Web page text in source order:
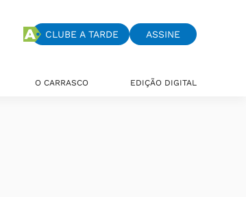
CLUBE A TARDE ASSINE
O CARRASCO EDIÇÃO DIGITAL